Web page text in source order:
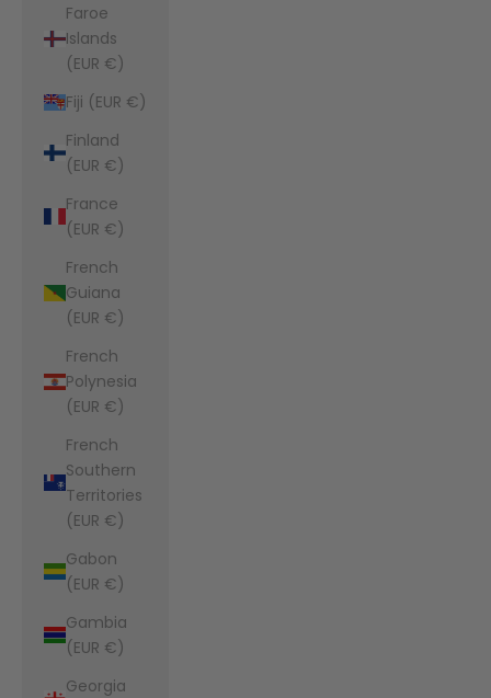
Faroe
Islands
(EUR €)
Fiji (EUR €)
Finland
(EUR €)
France
(EUR €)
French
Guiana
(EUR €)
French
Polynesia
(EUR €)
French
Southern
Territories
(EUR €)
Gabon
(EUR €)
Gambia
(EUR €)
Georgia